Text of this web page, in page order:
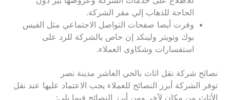
الحاجة للذهاب إلي مقر الشركة.
وفرت أيضا صفحات التواصل الاجتماعي مثل الفيس
بوك وتويتر ولينكد إن خاص بالشركة للرد على
استفسارات وشكاوى العملاء.
نصائح شركة نقل اثاث بالحي العاشر مدينة نصر
توفر الشركة أبرز النصائح للعملاء يجب الاعتماد عليها عند نقل